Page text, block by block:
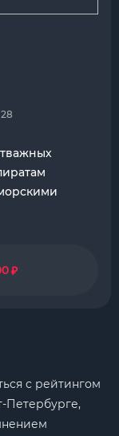
₽
с рейтингом
Петербурге,